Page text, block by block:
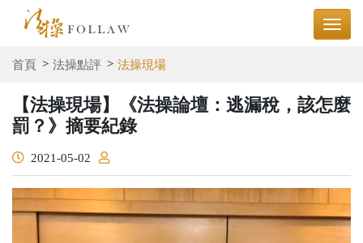
首頁 法操點評 法操現場
【法操現場】《法操論壇：逃漏稅，該怎麼
罰？》摘要紀錄
2021-05-02